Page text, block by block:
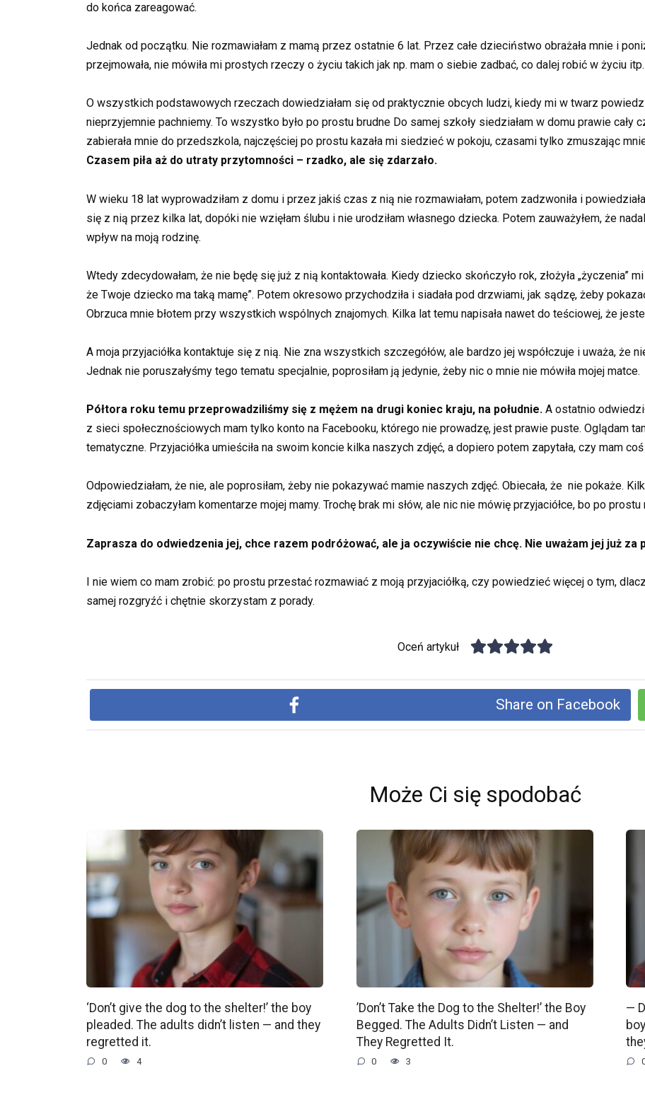
do końca zareagować.
Jednak od początku. Nie rozmawiałam z mamą przez ostatnie 6 lat. Przez całe dzieciństwo obrażała mnie i
przejmowała, nie mówiła mi prostych rzeczy o życiu takich jak np. mam o siebie zadbać, co dalej robić w życiu itp.
O wszystkich podstawowych rzeczach dowiedziałam się od praktycznie obcych ludzi, kiedy mi w twarz
nieprzyjemnie pachniemy. To wszystko było po prostu brudne Do samej szkoły siedziałam w domu prawie cały
zabierała mnie do przedszkola, najczęściej po prostu kazała mi siedzieć w pokoju, czasami tylko zmuszając
Czasem piła aż do utraty przytomności – rzadko, ale się zdarzało.
W wieku 18 lat wyprowadziłam z domu i przez jakiś czas z nią nie rozmawiałam, potem zadzwoniła i
się z nią przez kilka lat, dopóki nie wzięłam ślubu i nie urodziłam własnego dziecka. Potem zauważyłem, że
wpływ na moją rodzinę.
Wtedy zdecydowałam, że nie będę się już z nią kontaktowała. Kiedy dziecko skończyło rok, złożyła „życzenia”
że ​​Twoje dziecko ma taką mamę”. Potem okresowo przychodziła i siadała pod drzwiami, jak sądzę, żeby
Obrzuca mnie błotem przy wszystkich wspólnych znajomych. Kilka lat temu napisała nawet do teściowej, że
A moja przyjaciółka kontaktuje się z nią. Nie zna wszystkich szczegółów, ale bardzo jej współczuje i uważa, że
Jednak nie poruszałyśmy tego tematu specjalnie, poprosiłam ją jedynie, żeby nic o mnie nie mówiła mojej matce.
Półtora roku temu przeprowadziliśmy się z mężem na drugi koniec kraju, na południe. A ostatnio
z sieci społecznościowych mam tylko konto na Facebooku, którego nie prowadzę, jest prawie puste. Oglądam
tematyczne. Przyjaciółka umieściła na swoim koncie kilka naszych zdjęć, a dopiero potem zapytała, czy mam
Odpowiedziałam, że nie, ale poprosiłam, żeby nie pokazywać mamie naszych zdjęć. Obiecała, że ​ nie pokaże.
zdjęciami zobaczyłam komentarze mojej mamy. Trochę brak mi słów, ale nic nie mówię przyjaciółce, bo po
Zaprasza do odwiedzenia jej, chce razem podróżować, ale ja oczywiście nie chcę. Nie uważam jej już za
I nie wiem co mam zrobić: po prostu przestać rozmawiać z moją przyjaciółką, czy powiedzieć więcej o tym,
samej rozgryźć i chętnie skorzystam z porady.
Oceń artykuł
Share on Facebook
Może Ci się spodobać
‘Don’t give the dog to the shelter!’ the boy
pleaded. The adults didn’t listen — and they
regretted it.
0 4
’Don’t Take the Dog to the Shelter!’ the Boy
Begged. The Adults Didn’t Listen — and
They Regretted It.
0 3
—